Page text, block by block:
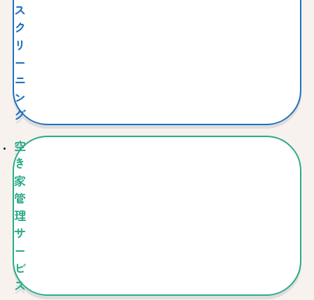
ス
ク
リ
ー
ニ
ン
グ
空
き
家
管
理
サ
ー
ビ
ス